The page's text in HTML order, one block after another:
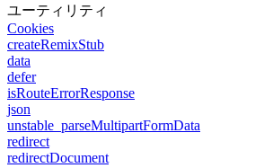
ユーティリティ
Cookies
createRemixStub
data
defer
isRouteErrorResponse
json
unstable_parseMultipartFormData
redirect
redirectDocument